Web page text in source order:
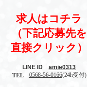
求人はコチラ
（下記応募先を
直接クリック）
LINE ID amie0313
TEL 0568-56-0166(24h受付)